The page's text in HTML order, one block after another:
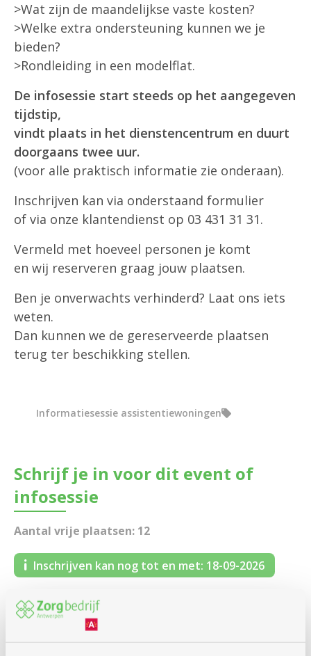
>Wat zijn de maandelijkse vaste kosten?
>Welke extra ondersteuning kunnen we je
bieden?
>Rondleiding in een modelflat.
De infosessie start steeds op het aangegeven
tijdstip,
vindt plaats in het dienstencentrum en duurt
doorgaans twee uur.
(voor alle praktisch informatie zie onderaan).
Inschrijven kan via onderstaand formulier
of via onze klantendienst op 03 431 31 31.
Vermeld met hoeveel personen je komt
en wij reserveren graag jouw plaatsen.
Ben je onverwachts verhinderd? Laat ons iets
weten.
Dan kunnen we de gereserveerde plaatsen
terug ter beschikking stellen.
Informatiesessie assistentiewoningen
Schrijf je in voor dit event of
infosessie
Aantal vrije plaatsen: 12
Inschrijven kan nog tot en met: 18-09-2026
Voor wie doe je deze aanvraag?
Voor iemand anders